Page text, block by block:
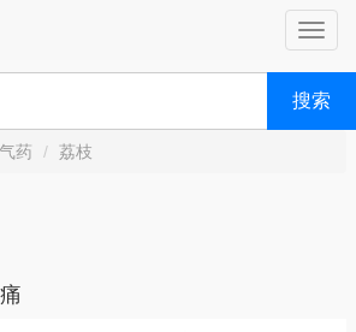
搜索
药 荔枝